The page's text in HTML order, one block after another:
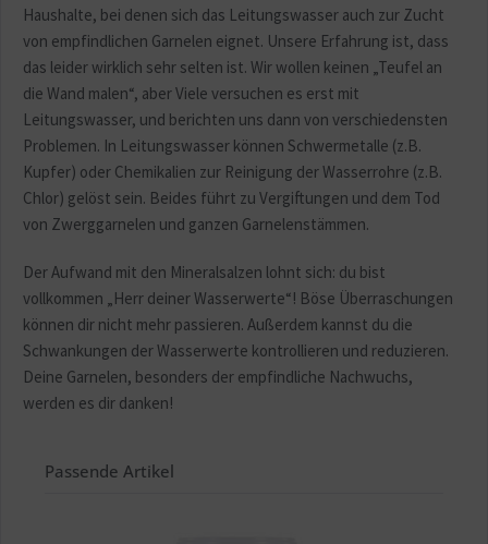
Haushalte, bei denen sich das Leitungswasser auch zur Zucht
von empfindlichen Garnelen eignet. Unsere Erfahrung ist, dass
das leider wirklich sehr selten ist. Wir wollen keinen „Teufel an
die Wand malen“, aber Viele versuchen es erst mit
Leitungswasser, und berichten uns dann von verschiedensten
Problemen. In Leitungswasser können Schwermetalle (z.B.
Kupfer) oder Chemikalien zur Reinigung der Wasserrohre (z.B.
Chlor) gelöst sein. Beides führt zu Vergiftungen und dem Tod
von Zwerggarnelen und ganzen Garnelenstämmen.
Der Aufwand mit den Mineralsalzen lohnt sich: du bist
vollkommen „Herr deiner Wasserwerte“! Böse Überraschungen
können dir nicht mehr passieren. Außerdem kannst du die
Schwankungen der Wasserwerte kontrollieren und reduzieren.
Deine Garnelen, besonders der empfindliche Nachwuchs,
werden es dir danken!
Passende Artikel